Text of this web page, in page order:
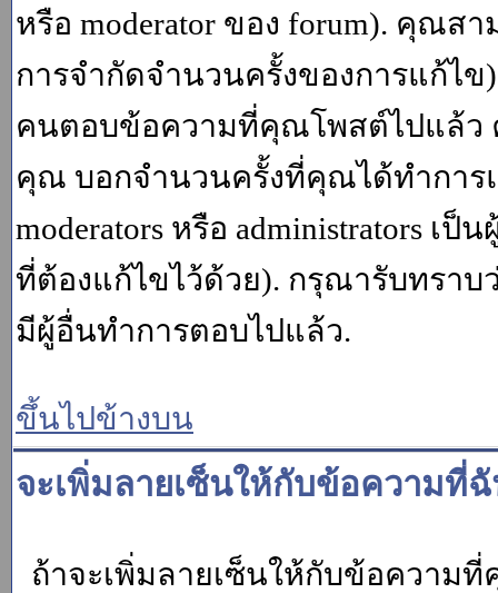
หรือ moderator ของ forum). คุณส
การจำกัดจำนวนครั้งของการแก้ไ
คนตอบข้อความที่คุณโพสต์ไปแล้ว
คุณ บอกจำนวนครั้งที่คุณได้ทำการ
moderators หรือ administrators เ
ที่ต้องแก้ไขไว้ด้วย). กรุณารับทรา
มีผู้อื่นทำการตอบไปแล้ว.
ขึ้นไปข้างบน
จะเพิ่มลายเซ็นให้กับข้อความที่
ถ้าจะเพิ่มลายเซ็นให้กับข้อความ